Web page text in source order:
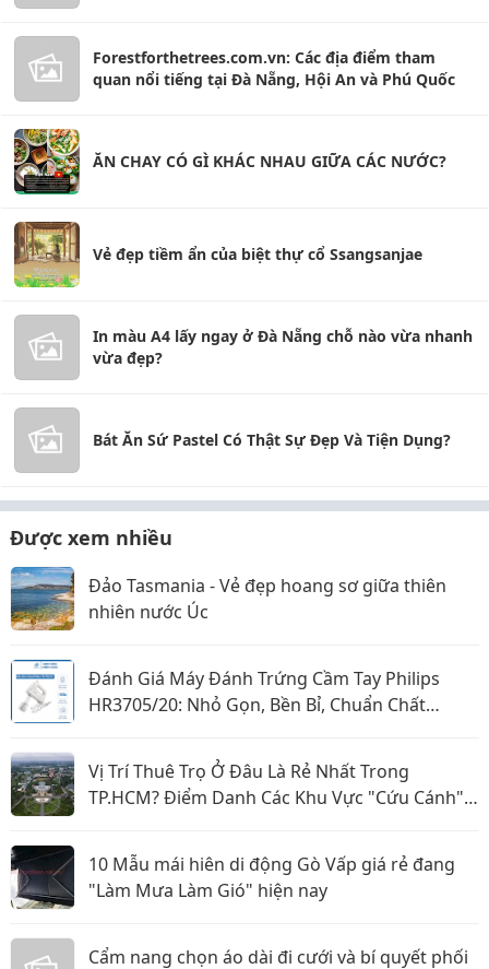
Forestforthetrees.com.vn: Các địa điểm tham
quan nổi tiếng tại Đà Nẵng, Hội An và Phú Quốc
ĂN CHAY CÓ GÌ KHÁC NHAU GIỮA CÁC NƯỚC?
Vẻ đẹp tiềm ẩn của biệt thự cổ Ssangsanjae
In màu A4 lấy ngay ở Đà Nẵng chỗ nào vừa nhanh
vừa đẹp?
Bát Ăn Sứ Pastel Có Thật Sự Đẹp Và Tiện Dụng?
Được xem nhiều
Đảo Tasmania - Vẻ đẹp hoang sơ giữa thiên
nhiên nước Úc
Đánh Giá Máy Đánh Trứng Cầm Tay Philips
HR3705/20: Nhỏ Gọn, Bền Bỉ, Chuẩn Chất
Vị Trí Thuê Trọ Ở Đâu Là Rẻ Nhất Trong
TP.HCM? Điểm Danh Các Khu Vực "Cứu Cánh"
10 Mẫu mái hiên di động Gò Vấp giá rẻ đang
"Làm Mưa Làm Gió" hiện nay
Cẩm nang chọn áo dài đi cưới và bí quyết phối